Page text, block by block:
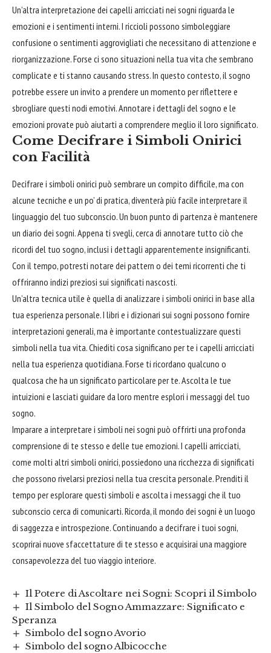
Un’altra interpretazione dei capelli arricciati nei sogni riguarda le
emozioni e i sentimenti interni. I riccioli possono simboleggiare
confusione o sentimenti aggrovigliati che necessitano di attenzione e
riorganizzazione. Forse ci sono situazioni nella tua vita che sembrano
complicate e ti stanno causando stress. In questo contesto, il sogno
potrebbe essere un invito a prendere un momento per riflettere e
sbrogliare questi nodi emotivi. Annotare i dettagli del sogno e le
emozioni provate può aiutarti a comprendere meglio il loro significato.
Come Decifrare i Simboli Onirici
con Facilità
Decifrare i simboli onirici può sembrare un compito difficile, ma con
alcune tecniche e un po’ di pratica, diventerà più facile interpretare il
linguaggio del tuo subconscio. Un buon punto di partenza è mantenere
un diario dei sogni. Appena ti svegli, cerca di annotare tutto ciò che
ricordi del tuo sogno, inclusi i dettagli apparentemente insignificanti.
Con il tempo, potresti notare dei pattern o dei temi ricorrenti che ti
offriranno indizi preziosi sui significati nascosti.
Un’altra tecnica utile è quella di analizzare i simboli onirici in base alla
tua esperienza personale. I libri e i dizionari sui sogni possono fornire
interpretazioni generali, ma è importante contestualizzare questi
simboli nella tua vita. Chiediti cosa significano per te i capelli arricciati
nella tua esperienza quotidiana. Forse ti ricordano qualcuno o
qualcosa che ha un significato particolare per te. Ascolta le tue
intuizioni e lasciati guidare da loro mentre esplori i messaggi del tuo
sogno.
Imparare a interpretare i simboli nei sogni può offrirti una profonda
comprensione di te stesso e delle tue emozioni. I capelli arricciati,
come molti altri simboli onirici, possiedono una ricchezza di significati
che possono rivelarsi preziosi nella tua crescita personale. Prenditi il
tempo per esplorare questi simboli e ascolta i messaggi che il tuo
subconscio cerca di comunicarti. Ricorda, il mondo dei sogni è un luogo
di saggezza e introspezione. Continuando a decifrare i tuoi sogni,
scoprirai nuove sfaccettature di te stesso e acquisirai una maggiore
consapevolezza del tuo viaggio interiore.
Il Potere di Ascoltare nei Sogni: Scopri il Simbolo
Il Simbolo del Sogno Ammazzare: Significato e
Speranza
Simbolo del sogno Avorio
Simbolo del sogno Albicocche